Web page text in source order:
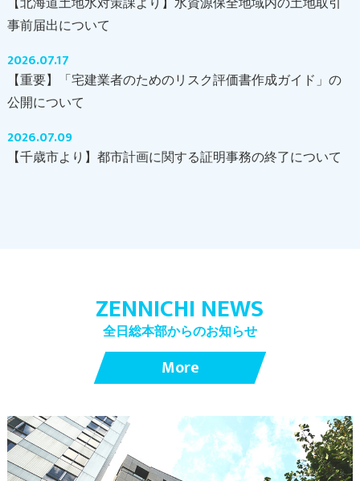
事前届出について
2026.07.17
【重要】「宅建業者のためのリスク評価書作成ガイド」の
公開について
2026.07.09
【千歳市より】都市計画に関する証明事務の終了について
ZENNICHI NEWS
全日総本部からのお知らせ
More